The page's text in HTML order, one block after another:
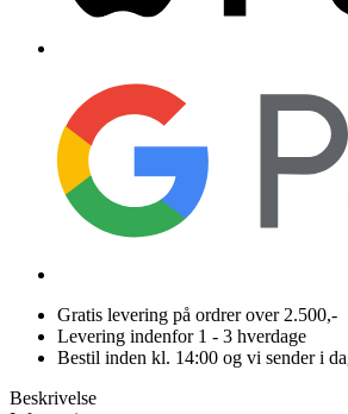
Gratis levering på ordrer over 2.500,-
Levering indenfor 1 - 3 hverdage
Bestil inden kl. 14:00 og vi sender i
Beskrivelse